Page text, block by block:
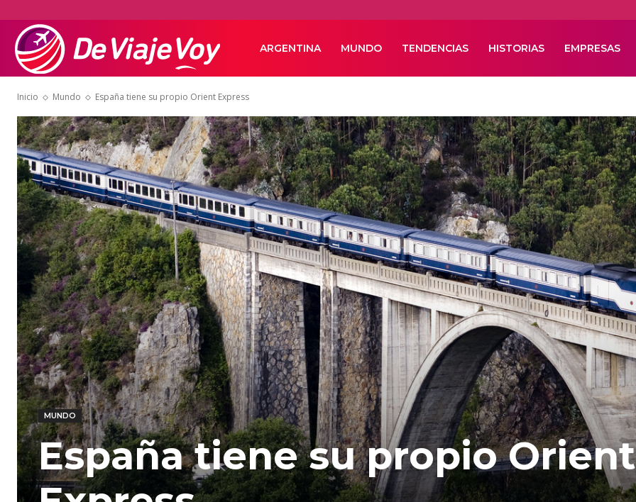
De
Viaje
Voy
ARGENTINA MUNDO TENDENCIAS HISTORIAS EMPRESAS
Inicio Mundo España tiene su propio Orient Express
MUNDO
España tiene su propio Orient